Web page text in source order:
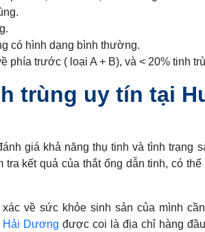
có hình dạng bình thường.
phía trước ( loại A + B), và < 20% tinh
trùng uy tín tại
giá khả năng thụ tinh và tình trạng
kết quả của thắt ống dẫn tinh, có
về sức khỏe sinh sản của mình
Hải Dương được coi là địa chỉ hàng